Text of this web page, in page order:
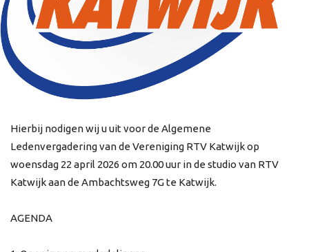
Hierbij nodigen wij u uit voor de Algemene
Ledenvergadering van de Vereniging RTV Katwijk op
woensdag 22 april 2026 om 20.00 uur in de studio van RTV
Katwijk aan de Ambachtsweg 7G te Katwijk.
AGENDA